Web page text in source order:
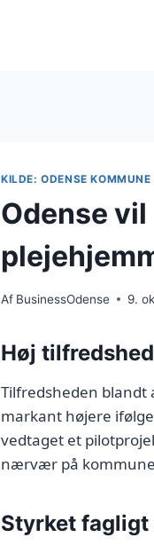
KILDE: ODENSE KOMMUNE
Odense
Af BusinessOdense 9.
Høj
Tilfredsheden
markant højere
vedtaget et
nærvær på
Styrket fagligt